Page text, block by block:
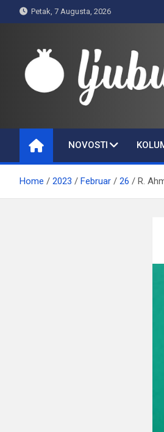
to
Petak, 7 Augusta, 2026
Ljubušaci
NOVOSTI
Home 2023 Februar 26 R.